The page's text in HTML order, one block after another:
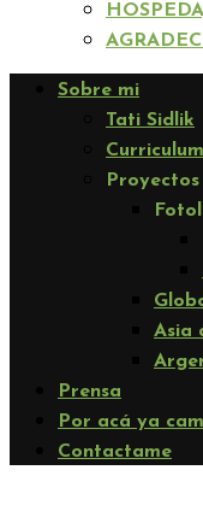
Sobre mi
Tati Sidlik
Proyectos
Asia
Prensa
Por acá ya
Contactame